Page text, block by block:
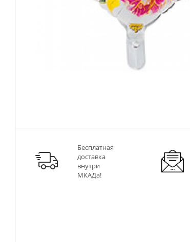
Бесплатная
доставка
внутри
МКАДа!